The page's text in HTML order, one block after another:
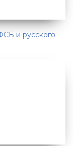
и русского